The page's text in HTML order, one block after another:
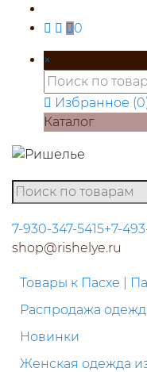
0
×
Избранное (0
Каталог
7-930-347-5415+7-
shop@rishelye.ru
Товары к Пасхе |
Распродажа
Новинки
Женская одежда